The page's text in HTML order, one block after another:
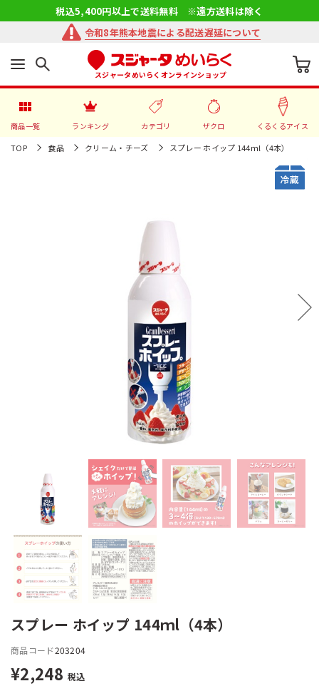
税込5,400円以上で送料無料 ※遠方送料は除く
令和8年熊本地震による配送遅延について
スジャータめいらくオンラインショップ
商品一覧 ランキング カテゴリ ザクロ くるくるアイス
TOP 食品 クリーム・チーズ スプレー ホイップ 144ｍl（4本）
スプレー ホイップ 144ｍl（4本）
商品コード203204
¥2,248 税込